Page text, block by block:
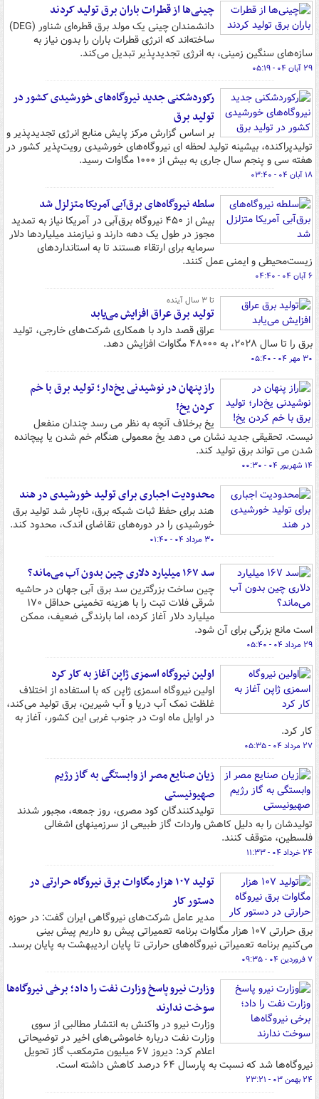
چینی‌ها از قطرات باران برق تولید کردند
دانشمندان چینی یک مولد برق قطره‌ای شناور (DEG)
ساخته‌اند که انرژی قطرات باران را بدون نیاز به
سازه‌های سنگین زمینی، به انرژی تجدیدپذیر تبدیل می‌کند.
۲۹ آبان ۰۴ - ۰۵:۱۹
رکوردشکنی جدید نیروگاه‌های خورشیدی کشور در
تولید برق
بر اساس گزارش مرکز پایش منابع انرژی تجدیدپذیر و
تولیدپراکنده، بیشینه تولید لحظه ای نیروگاه‌های خورشیدی رویت‌پذیر کشور در
هفته سی و پنجم سال جاری به بیش از ۱۰۰۰ مگاوات رسید.
۱۸ آبان ۰۴ - ۰۳:۴۰
سلطه نیروگاه‌های برق‌آبی آمریکا متزلزل شد
بیش از ۴۵۰ نیروگاه برق‌آبی در آمریکا نیاز به تمدید
مجوز در طول یک دهه دارند و نیازمند میلیاردها دلار
سرمایه برای ارتقاء هستند تا به استانداردهای
زیست‌محیطی و ایمنی عمل کنند.
۶ آبان ۰۴ - ۰۴:۴۰
تا ۳ سال آینده
تولید برق عراق افزایش می‌یابد
عراق قصد دارد با همکاری شرکت‌های خارجی، تولید
برق را تا سال ۲۰۲۸، به ۴۸۰۰۰ مگاوات افزایش دهد.
۳۰ مهر ۰۴ - ۰۵:۴۰
راز پنهان در نوشیدنی یخ‌دار؛ تولید برق با خم
کردن یخ!
یخ برخلاف آنچه به نظر می رسد چندان منفعل
نیست. تحقیقی جدید نشان می دهد یخ معمولی هنگام خم شدن یا پیچانده
شدن می تواند برق تولید کند.
۱۴ شهریور ۰۴ - ۰۰:۳۰
محدودیت اجباری برای تولید خورشیدی در هند
هند برای حفظ ثبات شبکه برق، ناچار شد تولید برق
خورشیدی را در دوره‌های تقاضای اندک، محدود کند.
۳۰ مرداد ۰۴ - ۰۱:۴۰
سد ۱۶۷ میلیارد دلاری چین بدون آب می‌ماند؟
چین ساخت بزرگترین سد برق آبی جهان در حاشیه
شرقی فلات تبت را با هزینه تخمینی حداقل ۱۷۰
میلیارد دلار آغاز کرده، اما بارندگی ضعیف، ممکن
است مانع بزرگی برای آن شود.
۲۹ مرداد ۰۴ - ۰۵:۴۰
اولین نیروگاه اسمزی ژاپن آغاز به کار کرد
اولین نیروگاه اسمزی ژاپن که با استفاده از اختلاف
غلظت نمک آب دریا و آب شیرین، برق تولید می‌کند،
در اوایل ماه اوت در جنوب غربی این کشور، آغاز به
کار کرد.
۲۷ مرداد ۰۴ - ۰۵:۳۵
زیان صنایع مصر از وابستگی به گاز رژیم
صهیونیستی
تولیدکنندگان کود مصری، روز جمعه، مجبور شدند
تولیدشان را به دلیل کاهش واردات گاز طبیعی از سرزمینهای اشغالی
فلسطین، متوقف کنند.
۲۴ خرداد ۰۴ - ۱۱:۳۳
تولید ۱۰۷ هزار مگاوات برق نیروگاه حرارتی در
دستور کار
مدیر عامل شرکت‌های نیروگاهی ایران گفت: در حوزه
برق حرارتی ۱۰۷ هزار مگاوات برنامه تعمیراتی پیش رو داریم پیش بینی
می‌کنیم برنامه تعمیراتی نیروگاه‌های حرارتی تا پایان اردیبهشت به پایان برسد.
۷ فروردین ۰۴ - ۰۹:۳۵
وزارت نیرو پاسخ وزارت نفت را داد؛ برخی نیروگاه‌ها
سوخت ندارند
وزارت نیرو در واکنش به انتشار مطالبی از سوی
وزارت نفت درباره خاموشی‌های اخیر در توضیحاتی
اعلام کرد: دیروز ۶۷ میلیون مترمکعب گاز تحویل
نیروگاه‌ها شد که نسبت به پارسال ۶۴ درصد کاهش داشته است.
۲۴ بهمن ۰۳ - ۲۳:۲۱